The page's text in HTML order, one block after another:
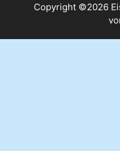
Copyright ©2026